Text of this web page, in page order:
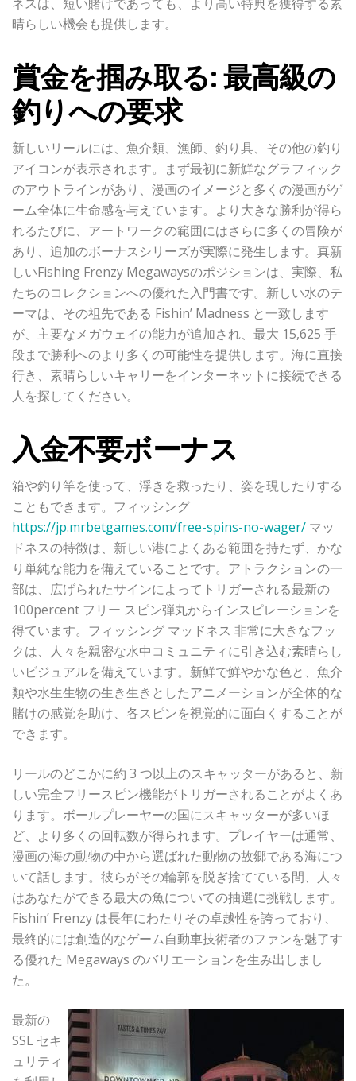
晴らしい機会も提供します。
賞金を掴み取る: 最高級の
釣りへの要求
新しいリールには、魚介類、漁師、釣り具、その他の釣り
アイコンが表示されます。まず最初に新鮮なグラフィック
のアウトラインがあり、漫画のイメージと多くの漫画がゲ
ーム全体に生命感を与えています。より大きな勝利が得ら
れるたびに、アートワークの範囲にはさらに多くの冒険が
あり、追加のボーナスシリーズが実際に発生します。真新
しいFishing Frenzy Megawaysのポジションは、実際、私
たちのコレクションへの優れた入門書です。新しい水のテ
ーマは、その祖先である Fishin’ Madness と一致します
が、主要なメガウェイの能力が追加され、最大 15,625 手
段まで勝利へのより多くの可能性を提供します。海に直接
行き、素晴らしいキャリーをインターネットに接続できる
人を探してください。
入金不要ボーナス
箱や釣り竿を使って、浮きを救ったり、姿を現したりする
こともできます。フィッシング
https://jp.mrbetgames.com/free-spins-no-wager/ マッ
ドネスの特徴は、新しい港によくある範囲を持たず、かな
り単純な能力を備えていることです。アトラクションの一
部は、広げられたサインによってトリガーされる最新の
100percent フリー スピン弾丸からインスピレーションを
得ています。フィッシング マッドネス 非常に大きなフッ
クは、人々を親密な水中コミュニティに引き込む素晴らし
いビジュアルを備えています。新鮮で鮮やかな色と、魚介
類や水生生物の生き生きとしたアニメーションが全体的な
賭けの感覚を助け、各スピンを視覚的に面白くすることが
できます。
リールのどこかに約 3 つ以上のスキャッターがあると、新
しい完全フリースピン機能がトリガーされることがよくあ
ります。ボールプレーヤーの国にスキャッターが多いほ
ど、より多くの回転数が得られます。プレイヤーは通常、
漫画の海の動物の中から選ばれた動物の故郷である海につ
いて話します。彼らがその輪郭を脱ぎ捨てている間、人々
はあなたができる最大の魚についての抽選に挑戦します。
Fishin’ Frenzy は長年にわたりその卓越性を誇っており、
最終的には創造的なゲーム自動車技術者のファンを魅了す
る優れた Megaways のバリエーションを生み出しまし
た。
最新の
SSL セキ
ュリティ